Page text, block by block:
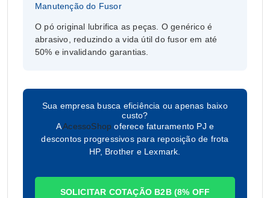
Manutenção do Fusor
O pó original lubrifica as peças. O genérico é
abrasivo, reduzindo a vida útil do fusor em até
50% e invalidando garantias.
Sua empresa busca eficiência ou apenas baixo
custo?
AAcessoShop oferece faturamento PJ e
descontos progressivos para reposição de frota
HP, Brother e Lexmark.
SOLICITAR COTAÇÃO B2B (8% OFF